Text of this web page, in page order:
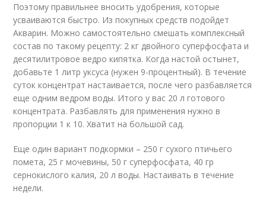
Поэтому правильнее вносить удобрения, которые
усваиваются быстро. Из покупных средств подойдет
Акварин. Можно самостоятельно смешать комплексный
состав по такому рецепту: 2 кг двойного суперфосфата и
десятилитровое ведро кипятка. Когда настой остынет,
добавьте 1 литр уксуса (нужен 9-процентный). В течение
суток концентрат настаивается, после чего разбавляется
еще одним ведром воды. Итого у вас 20 л готового
концентрата. Разбавлять для применения нужно в
пропорции 1 к 10. Хватит на большой сад.
Еще один вариант подкормки – 250 г сухого птичьего
помета, 25 г мочевины, 50 г суперфосфата, 40 гр
сернокислого калия, 20 л воды. Настаивать в течение
недели.